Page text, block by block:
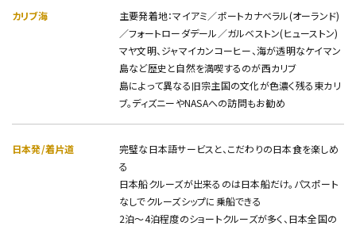
カリブ海
主要発着地：マイアミ／ポートカナベラル(オーランド)
／フォートローダデール／ガルベストン(ヒューストン)
マヤ文明、ジャマイカンコーヒー、海が透明なケイマン
島など歴史と自然を満喫するのが西カリブ
島によって異なる旧宗主国の文化が色濃く残る東カリ
ブ。ディズニーやNASAへの訪問もお勧め
日本発/着片道
完璧な日本語サービスと、こだわりの日本食を楽しめ
る
日本船クルーズが出来るのは日本船だけ。パスポート
なしでクルーズシップに乗船できる
2泊～4泊程度のショートクルーズが多く、日本全国の